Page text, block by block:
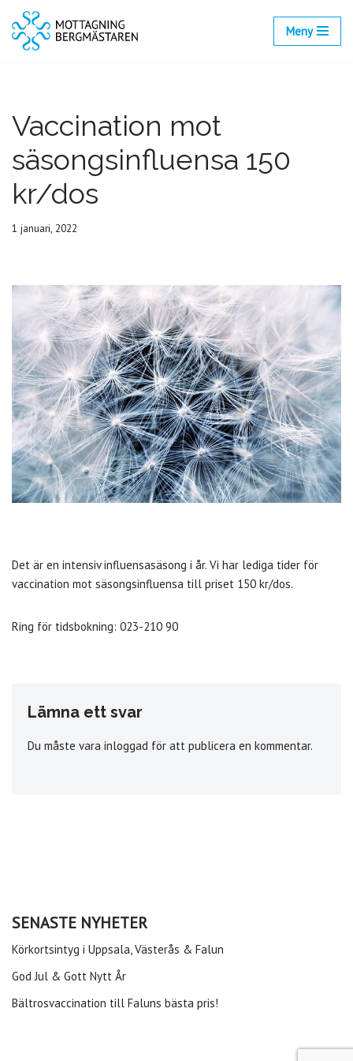
Hoppa
Meny
Vaccination mot
säsongsinfluensa 150
kr/dos
1 januari, 2022
Det är en intensiv influensasäsong i år. Vi har lediga tider för
vaccination mot säsongsinfluensa till priset 150 kr/dos.
Ring för tidsbokning: 023-210 90
Lämna ett svar
Du måste vara inloggad för att publicera en kommentar.
SENASTE NYHETER
Körkortsintyg i Uppsala, Västerås & Falun
God Jul & Gott Nytt År
Bältrosvaccination till Faluns bästa pris!